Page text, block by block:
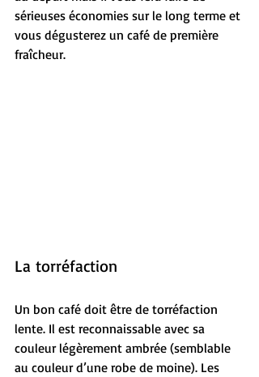
sérieuses économies sur le long terme et
vous dégusterez un café de première
fraîcheur.
La torréfaction
Un bon café doit être de torréfaction
lente. Il est reconnaissable avec sa
couleur légèrement ambrée (semblable
au couleur d’une robe de moine). Les